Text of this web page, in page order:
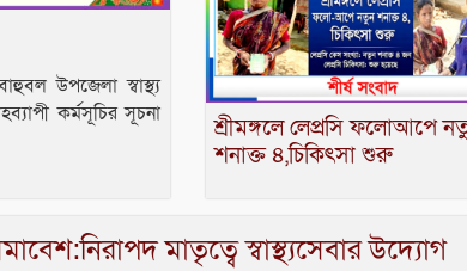
উপজেলা স্বাস্থ্য
কর্মসূচির সূচনা
শ্রীমঙ্গলে লেপ্রসি ফলোআপে
শনাক্ত ৪,চিকিৎসা শুরু
মাতৃত্বে স্বাস্থ্যসেবার উদ্যোগ